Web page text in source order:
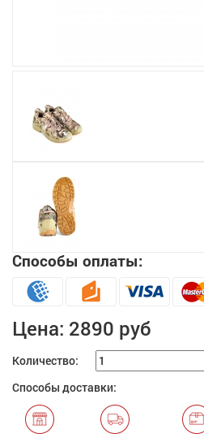
Способы оплаты:
Цена: 2890 руб
Количество:
Способы доставки: